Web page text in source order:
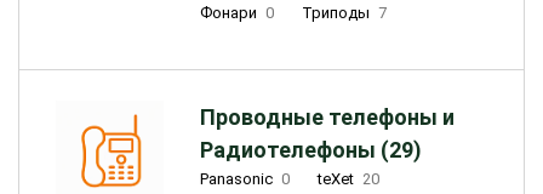
Фонари 0 Триподы 7
Проводные телефоны и
Радиотелефоны (29)
Panasonic 0 teXet 20